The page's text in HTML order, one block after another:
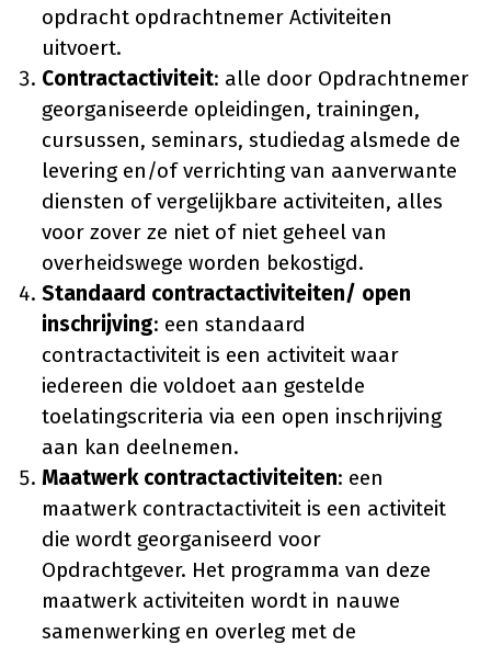
opdracht opdrachtnemer Activiteiten
uitvoert.
Contractactiviteit: alle door Opdrachtnemer
georganiseerde opleidingen, trainingen,
cursussen, seminars, studiedag alsmede de
levering en/of verrichting van aanverwante
diensten of vergelijkbare activiteiten, alles
voor zover ze niet of niet geheel van
overheidswege worden bekostigd.
Standaard contractactiviteiten/ open
inschrijving: een standaard
contractactiviteit is een activiteit waar
iedereen die voldoet aan gestelde
toelatingscriteria via een open inschrijving
aan kan deelnemen.
Maatwerk contractactiviteiten: een
maatwerk contractactiviteit is een activiteit
die wordt georganiseerd voor
Opdrachtgever. Het programma van deze
maatwerk activiteiten wordt in nauwe
samenwerking en overleg met de